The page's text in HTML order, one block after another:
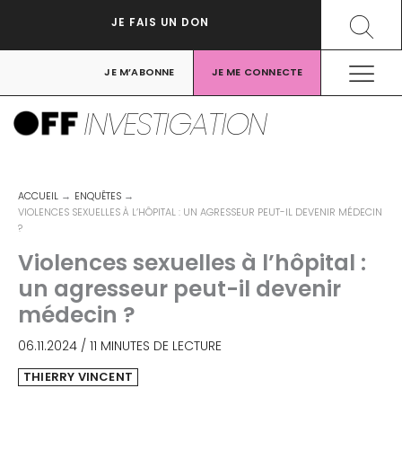
JE FAIS UN DON
JE M’ABONNE JE ME CONNECTE
INVESTIGATION
ACCUEIL
ENQUÊTES
VIOLENCES SEXUELLES À L’HÔPITAL : UN AGRESSEUR PEUT-IL DEVENIR MÉDECIN
?
Violences sexuelles à l’hôpital :
un agresseur peut-il devenir
médecin ?
06.11.2024 / 11 MINUTES DE LECTURE
THIERRY VINCENT